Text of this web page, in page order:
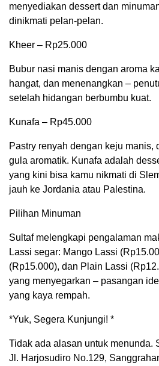
menyediakan dessert dan
dinikmati pelan-pelan.
Kheer – Rp25.000
Bubur nasi manis dengan aroma
hangat, dan menenangkan –
setelah hidangan berbumbu kuat.
Kunafa – Rp45.000
Pastry renyah dengan keju manis,
gula aromatik. Kunafa adalah
yang kini bisa kamu nikmati di
jauh ke Jordania atau Palestina.
Pilihan Minuman
Sultaf melengkapi pengalaman
Lassi segar: Mango Lassi
(Rp15.000), dan Plain Lassi
yang menyegarkan – pasangan
yang kaya rempah.
*Yuk, Segera Kunjungi! *
Tidak ada alasan untuk menunda.
Jl. Harjosudiro No.129,